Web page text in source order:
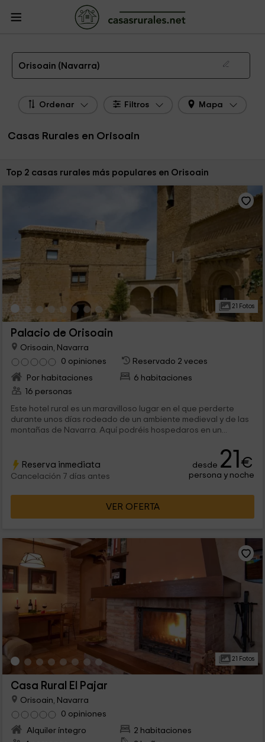
Casas Rurales
Orisoain
Las 2 mejores casas rurales en Orisoain de 2026
Orisoain (Navarra)
Ordenar Filtros Mapa
Casas Rurales en Orisoain
Ordenar por:
Top 2 casas rurales más populares en Orisoain
21 Fotos
Palacio de Orisoain
Orisoain, Navarra
0 opiniones
Reservado 2 veces
Por habitaciones
6 habitaciones
16 personas
Este hotel rural es un maravilloso lugar en el que perderte
durante unos días rodeado de un ambiente medieval y de las
montañas de Navarra. Aquí podréis hospedaros en un...
Reserva inmediata
Cancelación 7 días antes
desde 21€
persona y noche
VER OFERTA
21 Fotos
Casa Rural El Pajar
Orisoain, Navarra
0 opiniones
Alquiler íntegro
2 habitaciones